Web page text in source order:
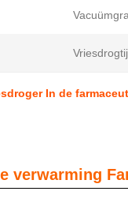
In de
verwarming